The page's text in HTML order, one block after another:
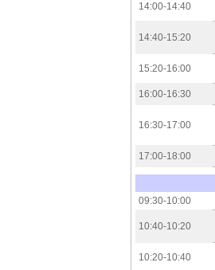
14:00-14:40
14:40-15:20
15:20-16:00
16:00-16:30
16:30-17:00
17:00-18:00
09:30-10:00
10:40-10:20
10:20-10:40